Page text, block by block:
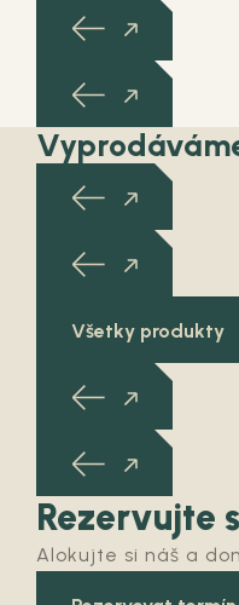
Všetky produkty
Rezervujte
Alokujte si náš a